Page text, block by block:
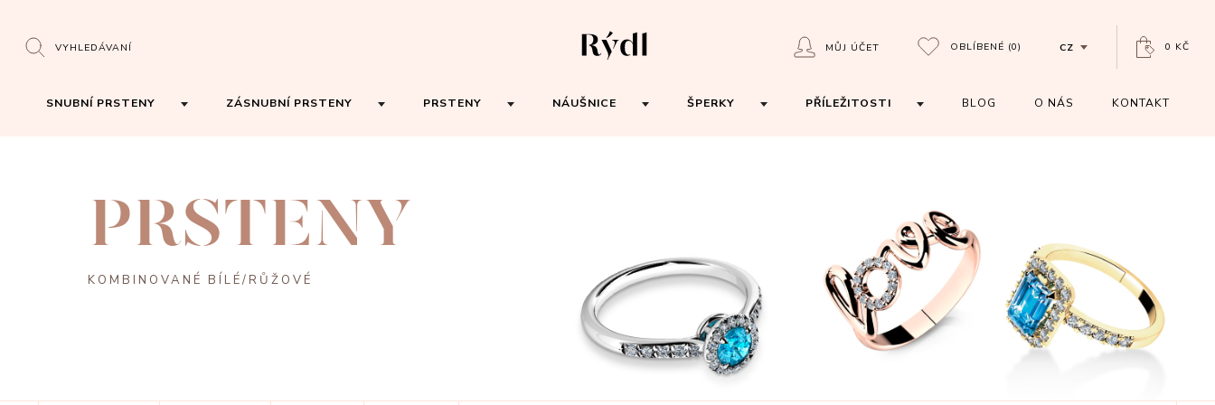
VYHLEDÁVANÍ MŮJ ÚČET OBLÍBENÉ (0) CZ 0 KČ
SNUBNÍ PRSTENY ZÁSNUBNÍ PRSTENY PRSTENY NÁUŠNICE ŠPERKY PŘÍLEŽITOSTI BLOG O NÁS KONTAKT
PRSTENY
KOMBINOVANÉ BÍLÉ/RŮŽOVÉ